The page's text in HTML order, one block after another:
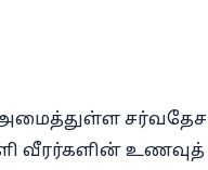
வீரர்களின்